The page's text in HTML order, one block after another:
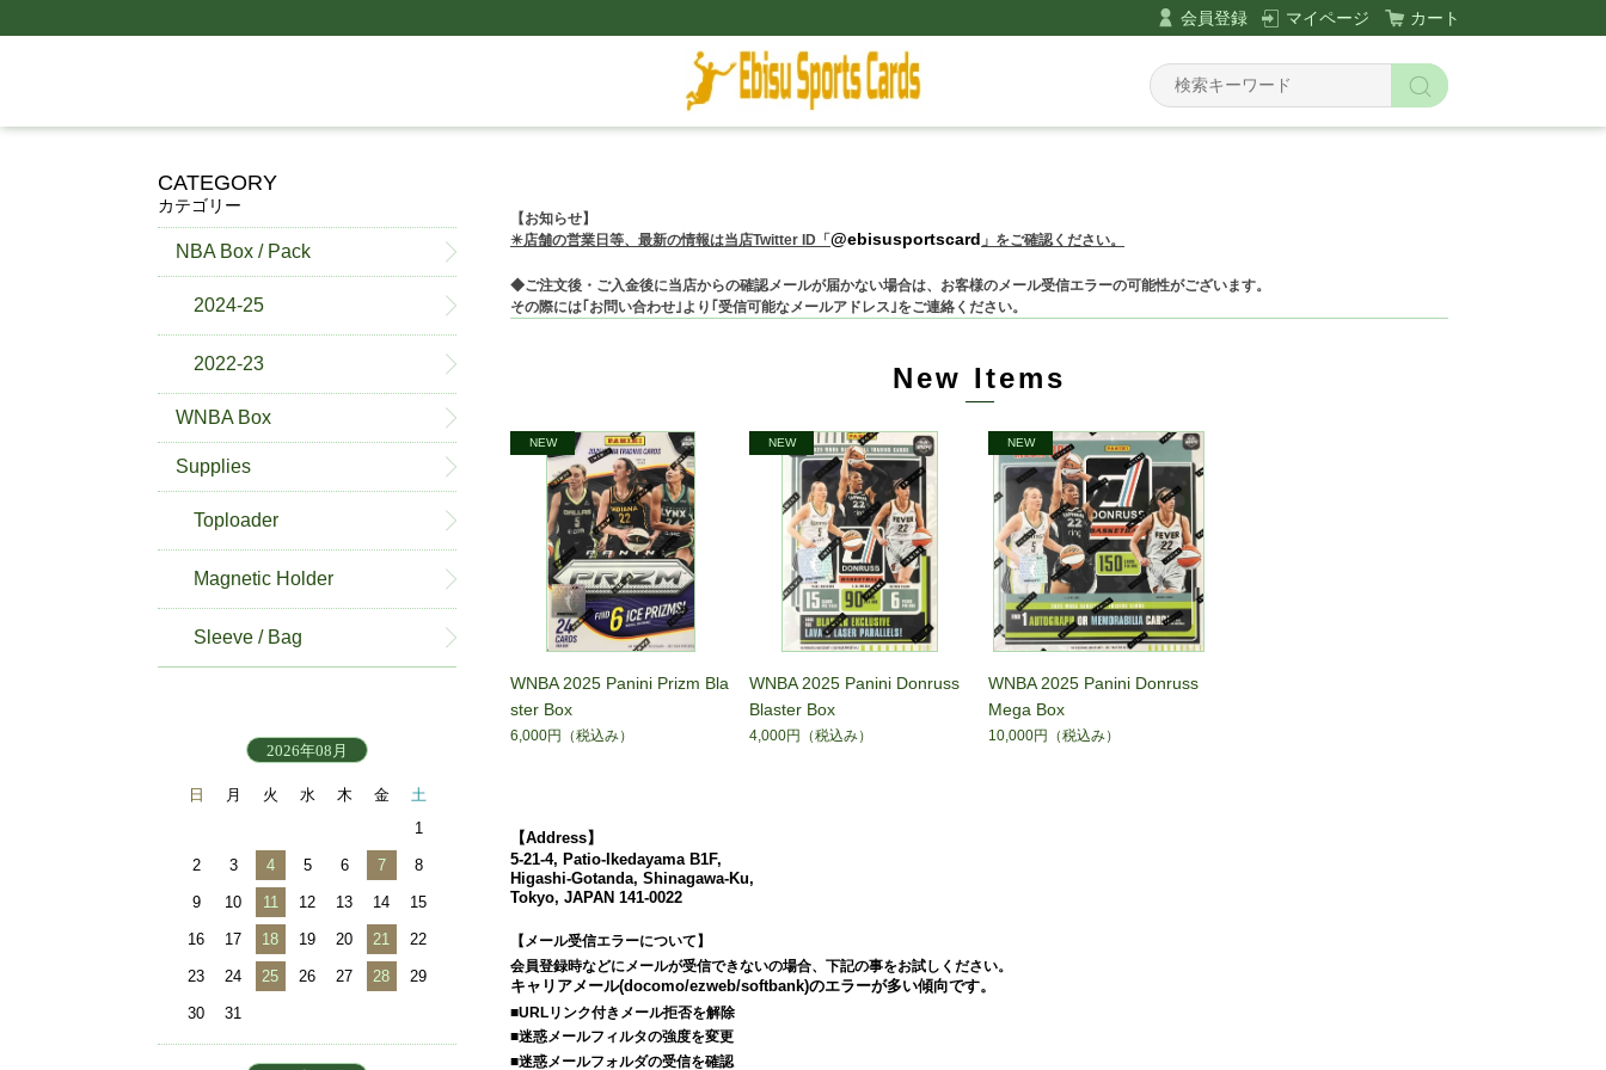
会員登録 マイページ カート
【お知らせ】
✴️店舗の営業日等、 最新の情報は当店Twitter ID「 @ebisusportscard 」をご確認ください。
◆ご注文後・ご入金後に当店からの確認メールが届かない場合は、お客様のメール受信エラーの可能性がございます。
その際には｢お問い合わせ｣より ｢ 受信可能なメールアドレス｣をご連絡ください。
New Items
WNBA 2025 Panini Prizm Bla
ster Box
6,000円 （税込み）
WNBA 2025 Panini Donruss
Blaster Box
4,000円 （税込み）
WNBA 2025 Panini Donruss
Mega Box
10,000円 （税込み）
【Address】
5-21-4, Patio-Ikedayama B1F,
Higashi-Gotanda, Shinagawa-Ku,
Tokyo, JAPAN 141-0022
【メール受信エラーについて】
会員登録時などにメールが受信できないの場合、下記の事をお試しください。
キャリアメール(docomo/ezweb/softbank)のエラーが多い傾向です。
■URLリンク付きメール拒否を解除
■迷惑メールフィルタの強度を変更
■迷惑メールフォルダの受信を確認
CATEGORY
カテゴリー
NBA Box / Pack
2024-25
2022-23
WNBA Box
Supplies
Toploader
Magnetic Holder
Sleeve / Bag
2026年08月
日 月 火 水 木 金
土
1
2 3 4 5 6 7 8
9 10 11 12 13 14 15
16 17 18 19 20 21 22
23 24 25 26 27 28 29
30 31